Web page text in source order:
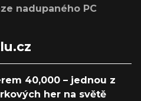
nadupaného PC
40,000 – jednou z
her na světě